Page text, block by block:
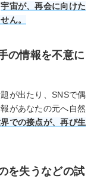
宇宙が、再会に向けた
ん。
の情報を不意に
が出たり、SNSで偶
があなたの元へ自然
での接点が、再び生
を失うなどの試